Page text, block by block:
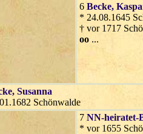
6 Becke,
* 24.08.1645
† vor 1717
oo ...
, Susanna
Schönwalde
7 NN-heiratet-
* vor 1655